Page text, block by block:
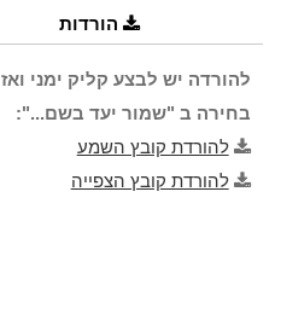
הורדות
להורדה יש לבצע קליק ימני ואז
בחירה ב "שמור יעד בשם...":
להורדת קובץ השמע
להורדת קובץ הצפייה